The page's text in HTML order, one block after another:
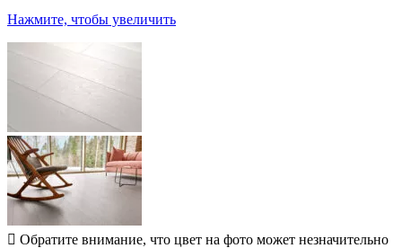
Нажмите, чтобы увеличить
Обратите внимание, что цвет на фото может незначительно